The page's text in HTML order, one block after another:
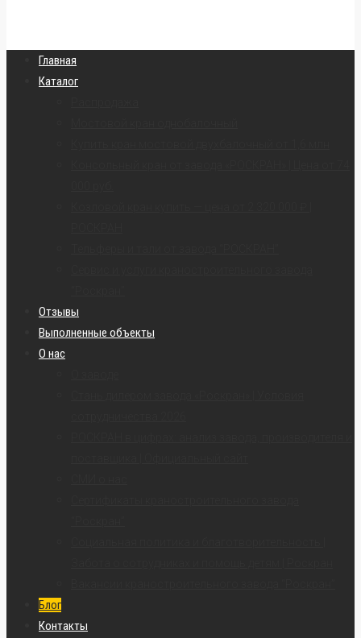
Главная
Каталог
Отзывы
Выполненные объекты
О нас
Блог
Контакты